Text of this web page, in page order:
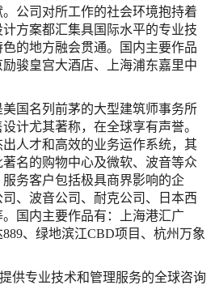
公司对所工作的社会环境抱持着
方案都汇集具国际水平的专业技
的地方融会贯通。国内主要作品
骏皇宫大酒店、上海浦东嘉里中
国名列前茅的大型建筑师事务所
计尤其著称，在全球享有声誉。
人才和高效的业务运作系统，其
名的购物中心及微软、波音等众
务客户包括极具商界影响的企
、波音公司、耐克公司、日本西
国内主要作品有：上海港汇广
、绿地滨江CBD项目、杭州万象
供专业技术和管理服务的全球咨询